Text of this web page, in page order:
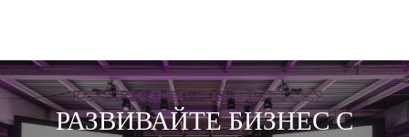
РАЗВИВАЙТЕ БИЗНЕС С